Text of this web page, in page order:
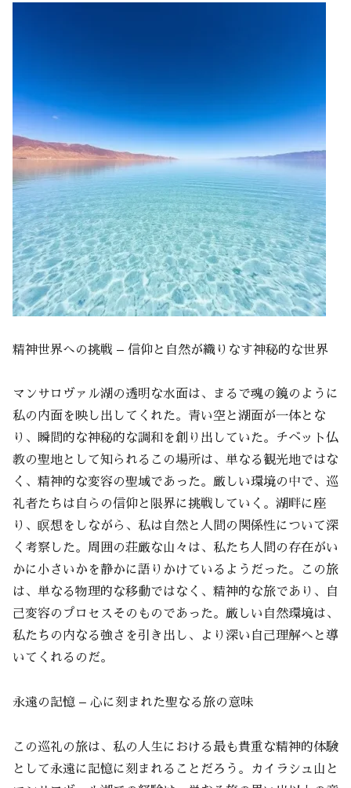
精神世界への挑戦 – 信仰と自然が織りなす神秘的な世界
マンサロヴァル湖の透明な水面は、まるで魂の鏡のように
私の内面を映し出してくれた。青い空と湖面が一体とな
り、瞬間的な神秘的な調和を創り出していた。チベット仏
教の聖地として知られるこの場所は、単なる観光地ではな
く、精神的な変容の聖域であった。厳しい環境の中で、巡
礼者たちは自らの信仰と限界に挑戦していく。湖畔に座
り、瞑想をしながら、私は自然と人間の関係性について深
く考察した。周囲の荘厳な山々は、私たち人間の存在がい
かに小さいかを静かに語りかけているようだった。この旅
は、単なる物理的な移動ではなく、精神的な旅であり、自
己変容のプロセスそのものであった。厳しい自然環境は、
私たちの内なる強さを引き出し、より深い自己理解へと導
いてくれるのだ。
永遠の記憶 – 心に刻まれた聖なる旅の意味
この巡礼の旅は、私の人生における最も貴重な精神的体験
として永遠に記憶に刻まれることだろう。カイラシュ山と